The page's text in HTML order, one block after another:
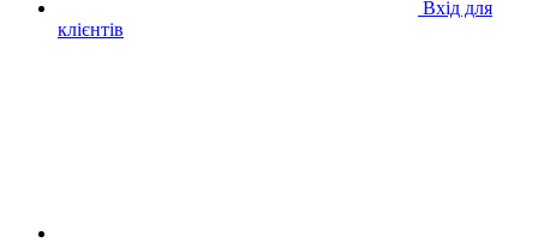
Вхід для
клієнтів